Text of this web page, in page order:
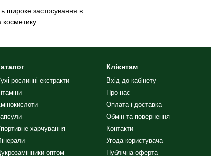
широке застосування в
рослинні екстракти
харчування
оптом
Клієнтам
Вхід до кабінету
Про нас
Оплата і доставка
Обмін та повернення
Контакти
Угода користувача
Публічна оферта